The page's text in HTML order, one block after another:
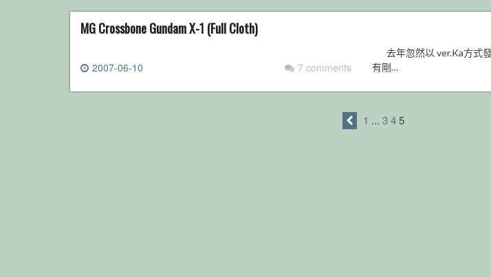
MG Crossbone Gundam X-1 (Full Cloth)
2007-06-10 7 comments
去年忽然以 ver.Ka方式
有剛…
1 ... 3 4 5